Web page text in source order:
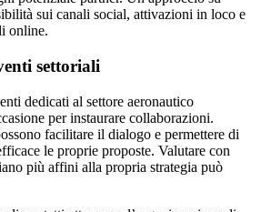
sui canali social, attivazioni in loco e
online.
settoriali
dedicati al settore aeronautico
per instaurare collaborazioni.
facilitare il dialogo e permettere di
le proprie proposte. Valutare con
più affini alla propria strategia può